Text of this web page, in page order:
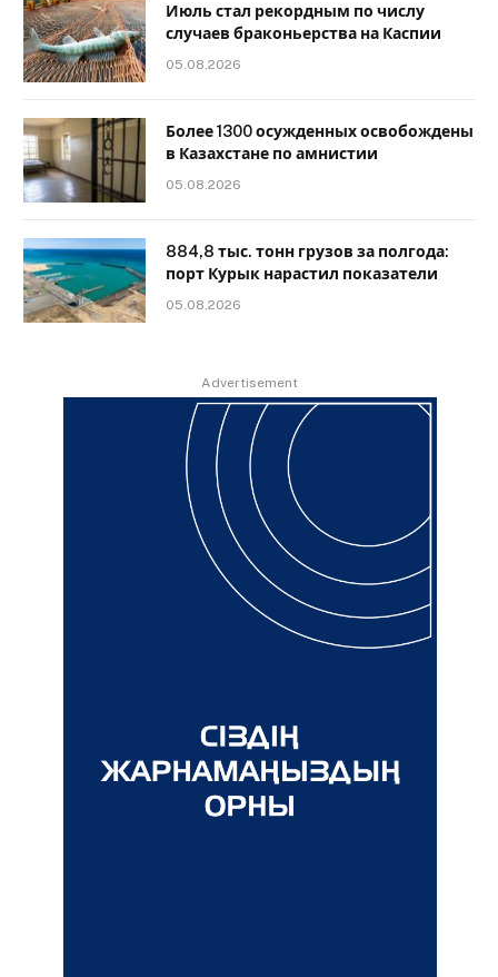
Июль стал рекордным по числу
случаев браконьерства на Каспии
05.08.2026
Более 1300 осужденных освобождены
в Казахстане по амнистии
05.08.2026
884,8 тыс. тонн грузов за полгода:
порт Курык нарастил показатели
05.08.2026
Advertisement